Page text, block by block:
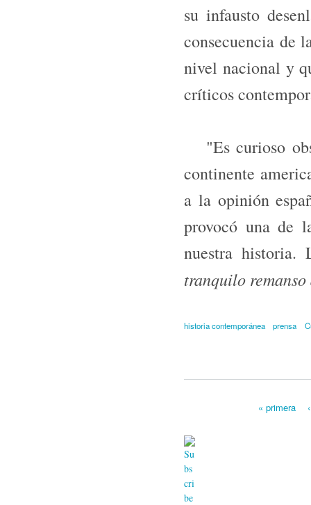
su infausto
consecuencia de
nivel nacional y
críticos
"Es curioso
continente
a la opinión
provocó una de
nuestra historia.
tranquilo
historia contemporánea prensa
« primera